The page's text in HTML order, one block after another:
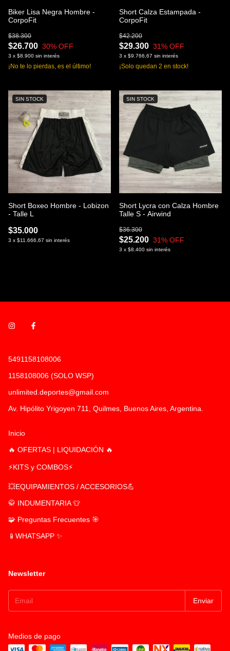
Biker Lisa Negra Hombre -
CorpoFit
$26.700
$38.300
30% OFF
3 x $8.900 sin interés
¡No te lo pierdas, es el último!
Short Calza Estampada -
CorpoFit
$29.300
$42.200
31% OFF
3 x $9.766,67 sin interés
¡Solo quedan 2 en stock!
SIN STOCK
Short Boxeo Hombre - Lobizon
- Talle L
$35.000
3 x $11.666,67 sin interés
SIN STOCK
Short Lycra con Calza Hombre
Talle S - Airwind
$25.200
$36.300
31% OFF
3 x $8.400 sin interés
5491158108006
1158108006 (SOLO WSP)
unlimited.deportes@gmail.com
Av. Hipólito Yrigoyen 711, Quilmes, Buenos Aires, Argentina.
Inicio
🔥 OFERTAS | LIQUIDACIÓN 🔥
⚡KITS y COMBOS⚡
💥EQUIPAMIENTOS / ACCESORIOS💪
🥋 INDUMENTARIA 👕
🧩 Preguntas Frecuentes 🎯
📱WHATSAPP ✨
Newsletter
Medios de pago